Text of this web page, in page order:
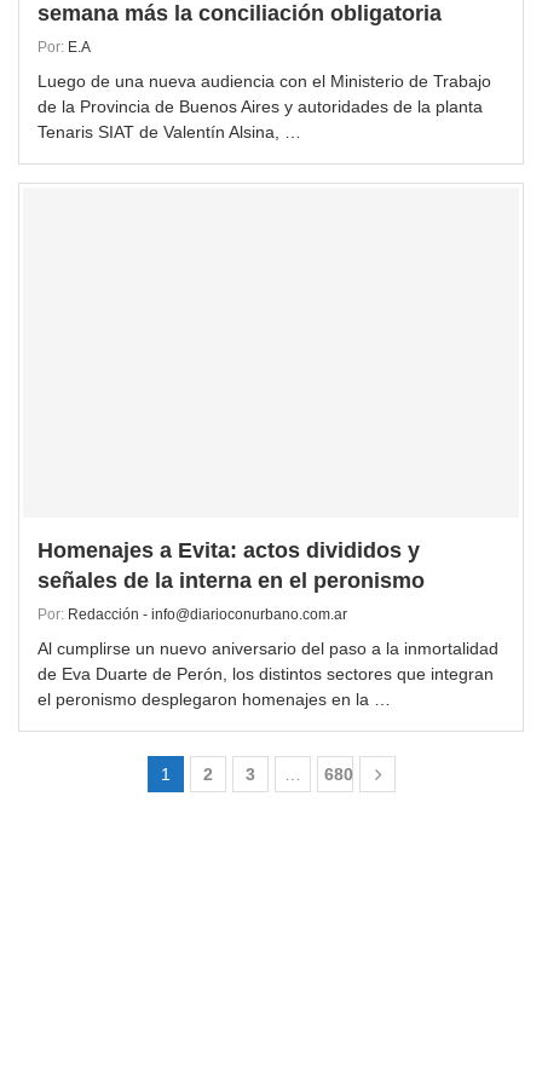
semana más la conciliación obligatoria
Por: E.A
Luego de una nueva audiencia con el Ministerio de Trabajo
de la Provincia de Buenos Aires y autoridades de la planta
Tenaris SIAT de Valentín Alsina, …
Homenajes a Evita: actos divididos y
señales de la interna en el peronismo
Por: Redacción - info@diarioconurbano.com.ar
Al cumplirse un nuevo aniversario del paso a la inmortalidad
de Eva Duarte de Perón, los distintos sectores que integran
el peronismo desplegaron homenajes en la …
1 2 3 680